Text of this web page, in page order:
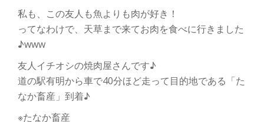
私も、この友人も魚よりも肉が好き！
ってなわけで、天草まで来てお肉を食べに行きました
♪www
友人イチオシの焼肉屋さんです♪
道の駅有明から車で40分ほど走って目的地である「た
なか畜産」到着♪
※たなか畜産